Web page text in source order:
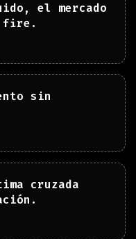
el mercado
fire.
sin
cruzada